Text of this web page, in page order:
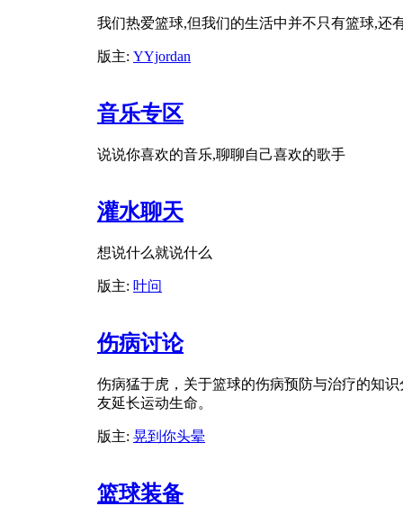
我们热爱篮球,但我们的生活中并不只有篮球,还
版主: YYjordan
音乐专区
说说你喜欢的音乐,聊聊自己喜欢的歌手
灌水聊天
想说什么就说什么
版主: 叶问
伤病讨论
伤病猛于虎，关于篮球的伤病预防与治疗的知
友延长运动生命。
版主: 晃到你头晕
篮球装备